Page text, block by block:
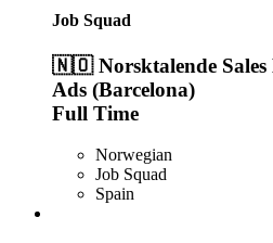
Job Squad
🇳🇴 Norsktalende Sales
Ads (Barcelona)
Full Time
Norwegian
Job Squad
Spain